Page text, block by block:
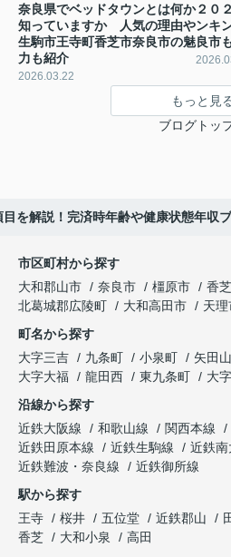
奈良県でベッドタウンとは何か
知っていますか 人気の理由や
生駒市王寺町香芝市奈良市の魅
力も紹介
2026.03.22
２０
ンキ
良市
もっと見
ブログトッ
を解説！完済時年齢や健康状態年収
市区町村から探す
大和郡山市
奈良市 橿原市 香
北葛城郡広陵町
大和高田市 天理
町名から探す
大字三吉
九条町 小泉町 矢田
大字大福
龍田西 東九条町
大
沿線から探す
近鉄大阪線
和歌山線 関西本線
近鉄田原本線
近鉄生駒線
近鉄南
近鉄難波・奈良線
近鉄御所線
駅から探す
王寺
桜井 五位堂 近鉄郡山
香芝
大和小泉 高田